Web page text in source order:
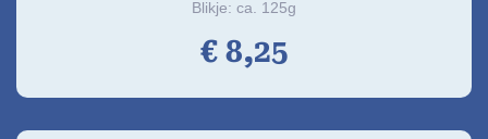
Blikje: ca. 125g
€8,25